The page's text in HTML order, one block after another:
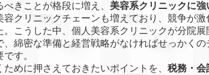
きことが格段に増え、 美容系クリニックに強
クリニックチェーンも増えており、競争が
こうした中、個人美容系クリニックが分院
綿密な準備と経営戦略がなければせっかく
す。
めに押さえておきたいポイントを、 税務・会